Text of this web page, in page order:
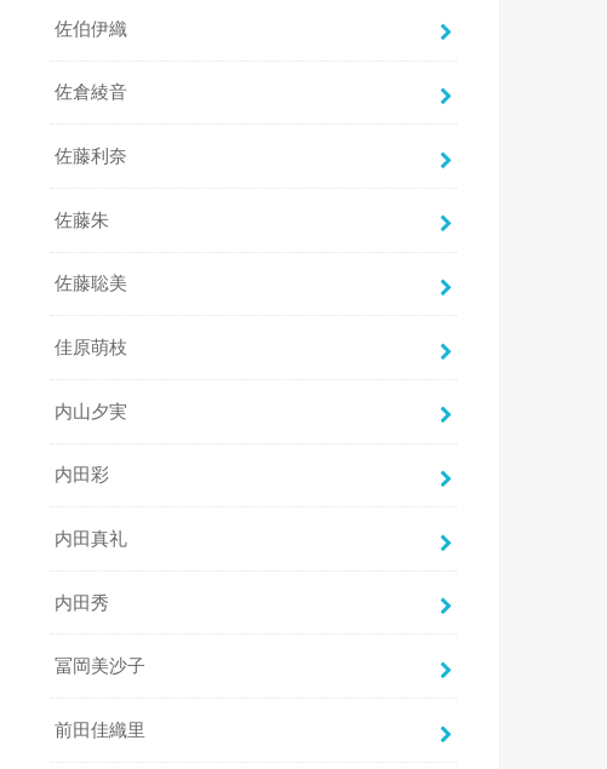
佐伯伊織
佐倉綾音
佐藤利奈
佐藤朱
佐藤聡美
佳原萌枝
内山夕実
内田彩
内田真礼
内田秀
冨岡美沙子
前田佳織里